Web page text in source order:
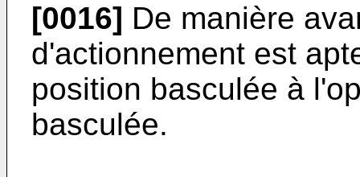
[0016] De manière
d'actionnement est
position basculée à
basculée.